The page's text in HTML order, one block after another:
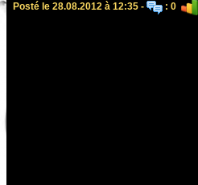
Posté le 28.08.2012 à 12:35 - : 0